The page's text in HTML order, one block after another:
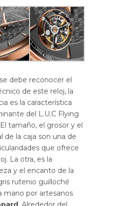
debe reconocer el
de este reloj, la
es la característica
del L.U.C Flying
El tamaño, el grosor y el
de la caja son una de
que ofrece
La otra, es la
y el encanto de la
rutenio guilloché
mano por artesanos